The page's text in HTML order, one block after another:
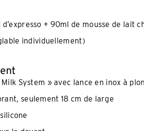
+ 90ml de mousse de lait
individuellement)
Milk System » avec lance en inox à
seulement 18 cm de large​